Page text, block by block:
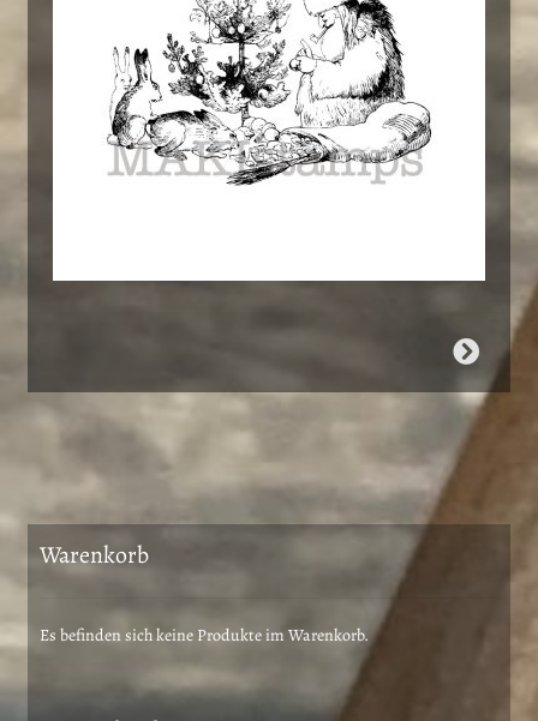
Warenkorb
Es befinden sich keine Produkte im Warenkorb.